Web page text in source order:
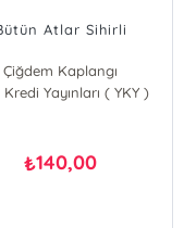
Atlar Sihirli
Çiğdem Kaplangı
Mustafa Delioğlu
Kredi Yayınları ( YKY )
₺140,00